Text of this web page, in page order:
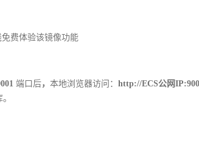
免费体验该镜像功能
端口后， 本地浏览器访问： http://ECS公网